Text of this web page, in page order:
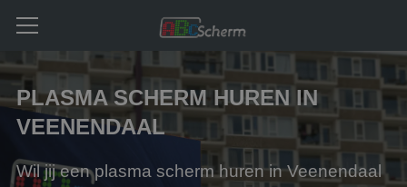
PLASMA SCHERM HUREN IN
VEENENDAAL
Wil jij een plasma scherm huren in Veenendaal